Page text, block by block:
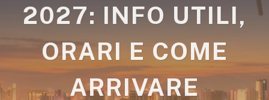
2027: INFO UTILI,
ORARI E COME
ARRIVARE